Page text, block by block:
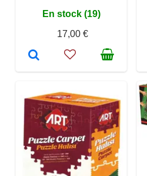
En stock (19)
17,00 €